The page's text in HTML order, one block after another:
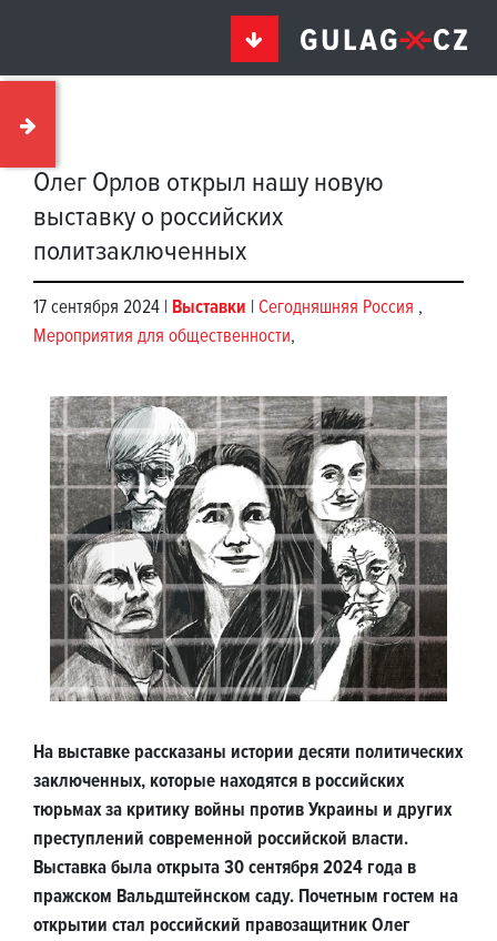
Олег Орлов открыл нашу новую
выставку о российских
политзаключенных
17 сентября 2024 | Выставки | Сегодняшняя Россия ,
Мероприятия для общественности,
На выставке рассказаны истории десяти политических
заключенных, которые находятся в российских
тюрьмах за критику войны против Украины и других
преступлений современной российской власти.
Выставка была открыта 30 сентября 2024 года в
пражском Вальдштейнском саду. Почетным гостем на
открытии стал российский правозащитник Олег